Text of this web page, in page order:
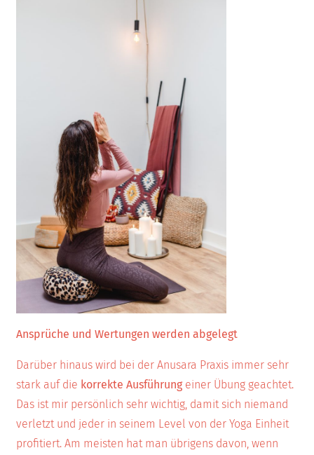
Ansprüche und Wertungen werden abgelegt
Darüber hinaus wird bei der Anusara Praxis immer sehr
stark auf die korrekte Ausführungeiner Übung geachtet.
Das ist mir persönlich sehr wichtig, damit sich niemand
verletzt und jeder in seinem Level von der Yoga Einheit
profitiert. Am meisten hat man übrigens davon, wenn